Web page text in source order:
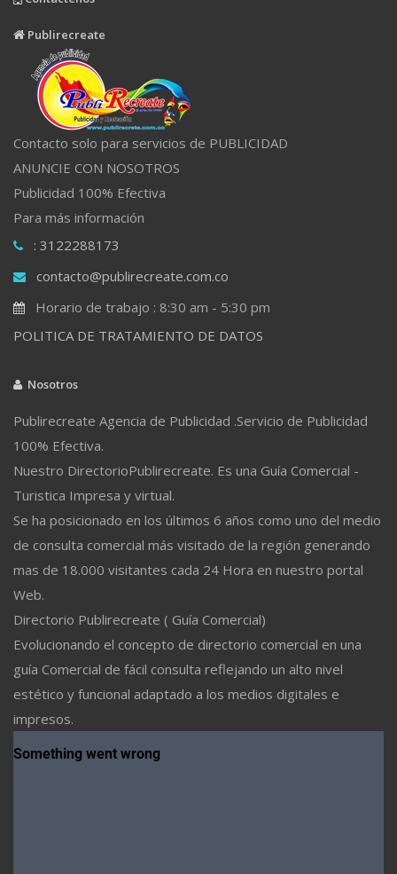
Publirecreate
Contacto solo para servicios de PUBLICIDAD
ANUNCIE CON NOSOTROS
Publicidad 100% Efectiva
Para más información
: 3122288173
contacto@publirecreate.com.co
Horario de trabajo : 8:30 am - 5:30 pm
POLITICA DE TRATAMIENTO DE DATOS
Nosotros
Publirecreate Agencia de Publicidad .Servicio de Publicidad
100% Efectiva.
Nuestro DirectorioPublirecreate. Es una Guía Comercial -
Turistica Impresa y virtual.
Se ha posicionado en los últimos 6 años como uno del medio
de consulta comercial más visitado de la región generando
mas de 18.000 visitantes cada 24 Hora en nuestro portal
Web.
Directorio Publirecreate ( Guía Comercial)
Evolucionando el concepto de directorio comercial en una
guía Comercial de fácil consulta reflejando un alto nivel
estético y funcional adaptado a los medios digitales e
impresos.